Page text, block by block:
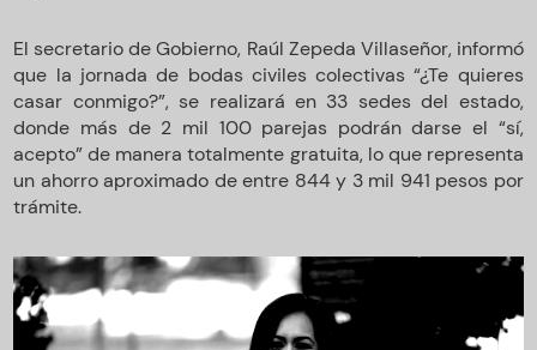
El secretario de Gobierno, Raúl Zepeda Villaseñor, informó
que la jornada de bodas civiles colectivas “¿Te quieres
casar conmigo?”, se realizará en 33 sedes del estado,
donde más de 2 mil 100 parejas podrán darse el “sí,
acepto” de manera totalmente gratuita, lo que representa
un ahorro aproximado de entre 844 y 3 mil 941 pesos por
trámite.